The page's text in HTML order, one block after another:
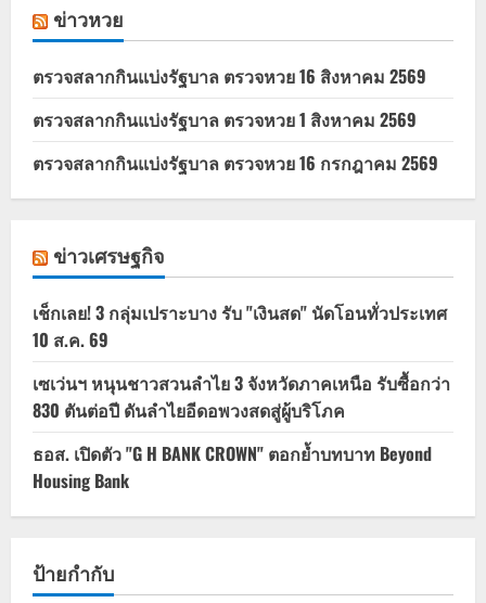
ข่าวหวย
ตรวจสลากกินแบ่งรัฐบาล ตรวจหวย 16 สิงหาคม 2569
ตรวจสลากกินแบ่งรัฐบาล ตรวจหวย 1 สิงหาคม 2569
ตรวจสลากกินแบ่งรัฐบาล ตรวจหวย 16 กรกฎาคม 2569
ข่าวเศรษฐกิจ
เช็กเลย! 3 กลุ่มเปราะบาง รับ "เงินสด" นัดโอนทั่วประเทศ
10 ส.ค. 69
เซเว่นฯ หนุนชาวสวนลำไย 3 จังหวัดภาคเหนือ รับซื้อกว่า
830 ตันต่อปี ดันลำไยอีดอพวงสดสู่ผู้บริโภค
ธอส. เปิดตัว "G H BANK CROWN" ตอกย้ำบทบาท Beyond
Housing Bank
ป้ายกำกับ